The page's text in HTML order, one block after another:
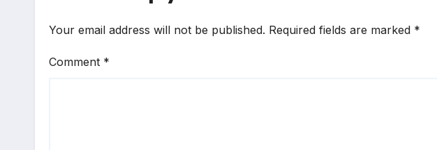
Your email address will not be published. Required fields are marked *
Comment *